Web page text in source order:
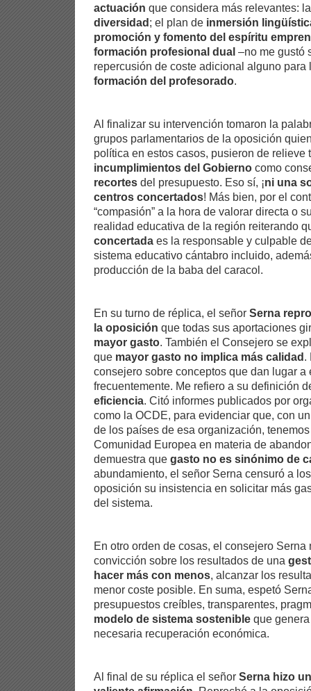
actuación que considera más relevantes:
diversidad; el plan de inmersión
promoción y fomento del espíritu
formación profesional dual –no me gustó
repercusión de coste adicional alguno para
formación del profesorado.
Al finalizar su intervención tomaron la
grupos parlamentarios de la oposición
política en estos casos, pusieron de relieve
incumplimientos del Gobierno como
recortes del presupuesto. Eso sí, ¡ni una
centros concertados! Más bien, por el
“compasión” a la hora de valorar directa o
realidad educativa de la región reiterando
concertada es la responsable y culpable
sistema educativo cántabro incluido,
producción de la baba del caracol.
En su turno de réplica, el señor Serna
la oposición que todas sus aportaciones
mayor gasto. También el Consejero se
que mayor gasto no implica más calidad.
consejero sobre conceptos que dan lugar a
frecuentemente. Me refiero a su definición
eficiencia. Citó informes publicados por
como la OCDE, para evidenciar que, con
de los países de esa organización,
Comunidad Europea en materia de
demuestra que gasto no es sinónimo de
abundamiento, el señor Serna censuró a
oposición su insistencia en solicitar más
del sistema.
En otro orden de cosas, el consejero Serna
convicción sobre los resultados de una
hacer más con menos, alcanzar los
menor coste posible. En suma, espetó
presupuestos creíbles, transparentes,
modelo de sistema sostenible que
necesaria recuperación económica.
Al final de su réplica el señor Serna hizo